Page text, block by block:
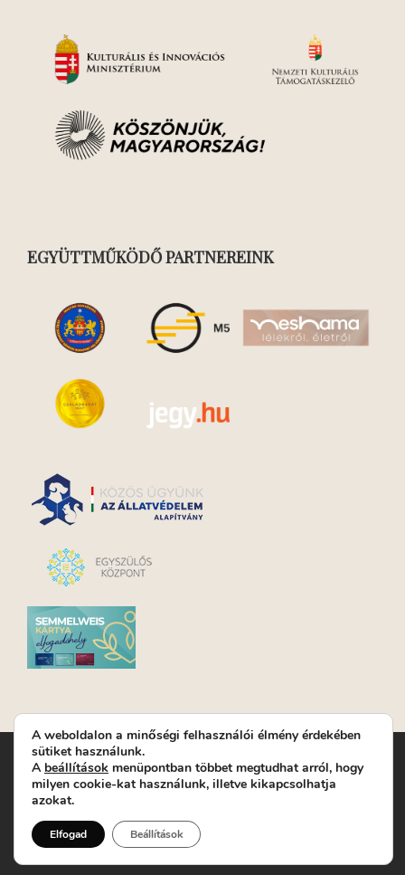
EGYÜTTMŰKÖDŐ PARTNEREINK
Turay Ida Színház Közhasznú Nonprofit Kft. | Működési
helyszín: Turay Ida Színház 1089 Budapest, Kálvária tér 6. |
Levelezési cím: 1089 Budapest, Kálvária tér 14. | Titkárság:
Jegyrendelés: +36-70/607-2620
A weboldalon a minőségi felhasználói élmény érdekében
sütiket használunk.
A beállítások menüpontban többet megtudhat arról, hogy
milyen cookie-kat használunk, illetve kikapcsolhatja
azokat.
Elfogad Beállítások